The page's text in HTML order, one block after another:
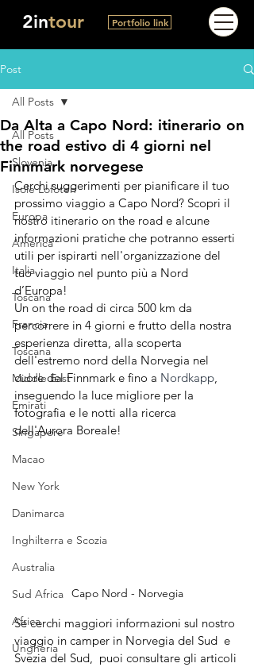
2intour Portfolio link
Post
All Posts
Slovenia
Isole Lofoten
Europa
America
Italia
Toscana
Francia
Toscana
Middle East
Emirati
Singapore
Macao
New York
Danimarca
Inghilterra e Scozia
Australia
Sud Africa
Africa
Ungheria
All Posts
Da Alta a Capo Nord: itinerario on
the road estivo di 4 giorni nel
Finnmark norvegese
Cerchi suggerimenti per pianificare il tuo
prossimo viaggio a Capo Nord? Scopri il
nostro itinerario on the road e alcune
informazioni pratiche che potranno esserti
utili per ispirarti nell'organizzazione del
tuo viaggio nel punto più a Nord
d’Europa!
Un on the road di circa 500 km da
percorrere in 4 giorni e frutto della nostra
esperienza diretta, alla scoperta
dell'estremo nord della Norvegia nel
cuore del Finnmark e fino a Nordkapp,
inseguendo la luce migliore per la
fotografia e le notti alla ricerca
dell'Aurora Boreale!
Capo Nord - Norvegia
Se cerchi maggiori informazioni sul nostro
viaggio in camper in Norvegia del Sud  e
Svezia del Sud,  puoi consultare gli articoli